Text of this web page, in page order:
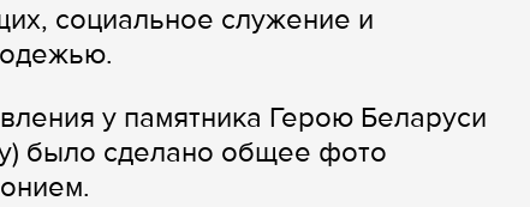
социальное служение и
у памятника Герою Беларуси
было сделано общее фото